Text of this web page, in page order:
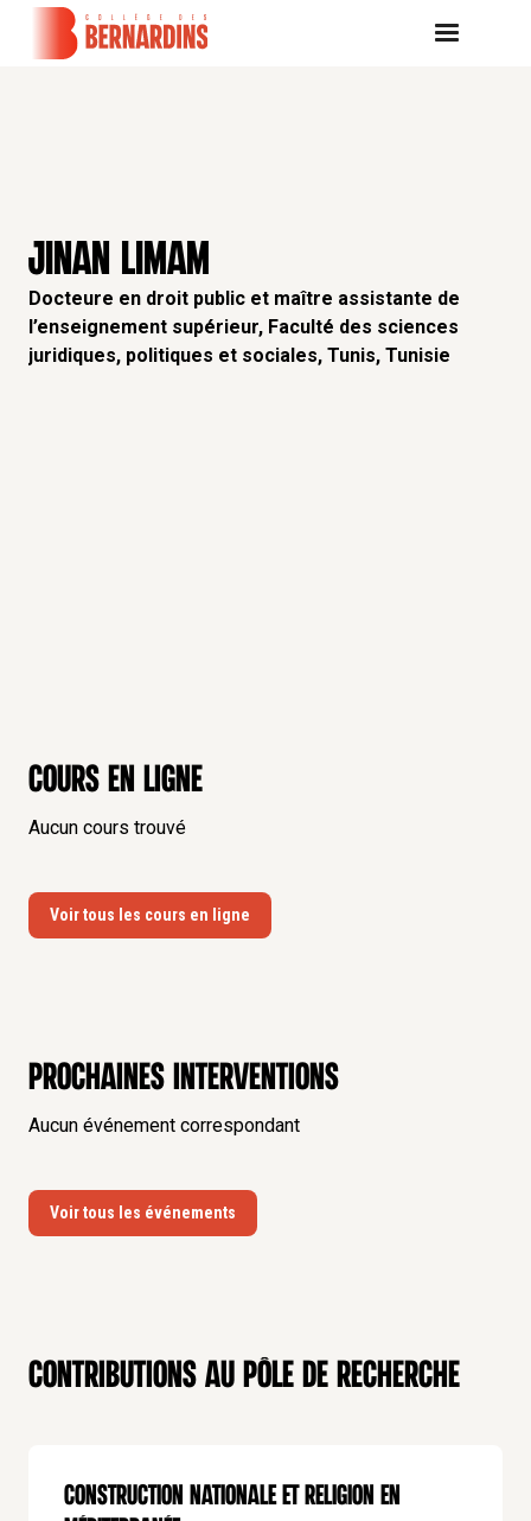
JINAN LIMAM
Docteure en droit public et maître assistante de
l’enseignement supérieur, Faculté des sciences
juridiques, politiques et sociales, Tunis, Tunisie
Cours en ligne
Aucun cours trouvé
Voir tous les cours en ligne
Prochaines interventions
Aucun événement correspondant
Voir tous les événements
Contributions au pôle de recherche
CONSTRUCTION NATIONALE ET RELIGION EN